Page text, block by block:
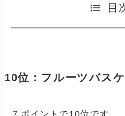
目
10位：フルーツバス